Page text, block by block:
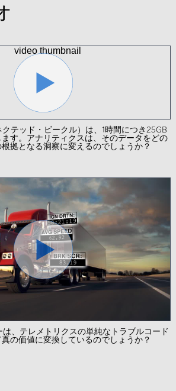
テッド・ビークル）は、1時間につき25GB
す。アナリティクスは、そのデータをどの
拠となる洞察に変えるのでしょうか？
は、テレメトリクスの単純なトラブルコード
の価値に変換しているのでしょうか？